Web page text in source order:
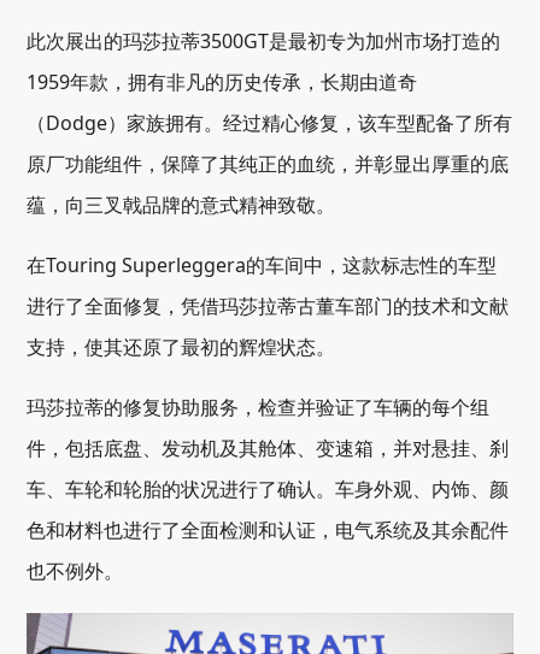
此次展出的玛莎拉蒂3500GT是最初专为加州市场打造的
1959年款，拥有非凡的历史传承，长期由道奇
（Dodge）家族拥有。经过精心修复，该车型配备了所有
原厂功能组件，保障了其纯正的血统，并彰显出厚重的底
蕴，向三叉戟品牌的意式精神致敬。
在Touring Superleggera的车间中，这款标志性的车型
进行了全面修复，凭借玛莎拉蒂古董车部门的技术和文献
支持，使其还原了最初的辉煌状态。
玛莎拉蒂的修复协助服务，检查并验证了车辆的每个组
件，包括底盘、发动机及其舱体、变速箱，并对悬挂、刹
车、车轮和轮胎的状况进行了确认。车身外观、内饰、颜
色和材料也进行了全面检测和认证，电气系统及其余配件
也不例外。